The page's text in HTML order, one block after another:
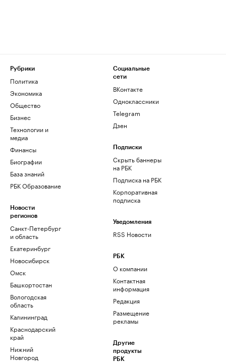
Рубрики
Политика
Экономика
Общество
Бизнес
Технологии и
медиа
Финансы
Биографии
База знаний
РБК Образование
Новости
регионов
Санкт-Петербург
и область
Екатеринбург
Новосибирск
Омск
Башкортостан
Вологодская
область
Калининград
Краснодарский
край
Нижний
Новгород
Социальные
сети
ВКонтакте
Одноклассники
Telegram
Дзен
Подписки
Скрыть баннеры
на РБК
Подписка на РБК
Корпоративная
подписка
Уведомления
RSS Новости
РБК
О компании
Контактная
информация
Редакция
Размещение
рекламы
Другие
продукты
РБК